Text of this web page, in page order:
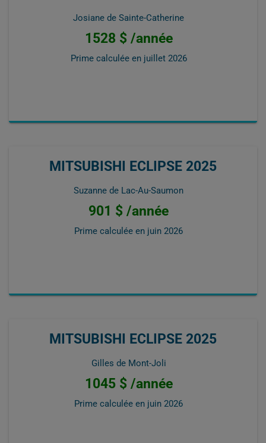
Josiane de Sainte-Catherine
1528 $ /année
Prime calculée en juillet 2026
MITSUBISHI ECLIPSE 2025
Suzanne de Lac-Au-Saumon
901 $ /année
Prime calculée en juin 2026
MITSUBISHI ECLIPSE 2025
Gilles de Mont-Joli
1045 $ /année
Prime calculée en juin 2026